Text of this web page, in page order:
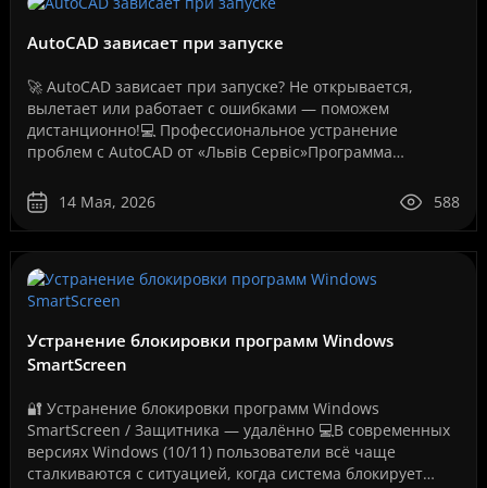
AutoCAD зависает при запуске
🚀 AutoCAD зависает при запуске? Не открывается,
вылетает или работает с ошибками — поможем
дистанционно!💻 Профессиональное устранение
проблем с AutoCAD от «Львів Сервіс»Программа
архитекторов, дизайнеров,..
14 Мая, 2026 588
Устранение блокировки программ Windows
SmartScreen
🔐 Устранение блокировки программ Windows
SmartScreen / Защитника — удалённо 💻В современных
версиях Windows (10/11) пользователи всё чаще
сталкиваются с ситуацией, когда система блокирует